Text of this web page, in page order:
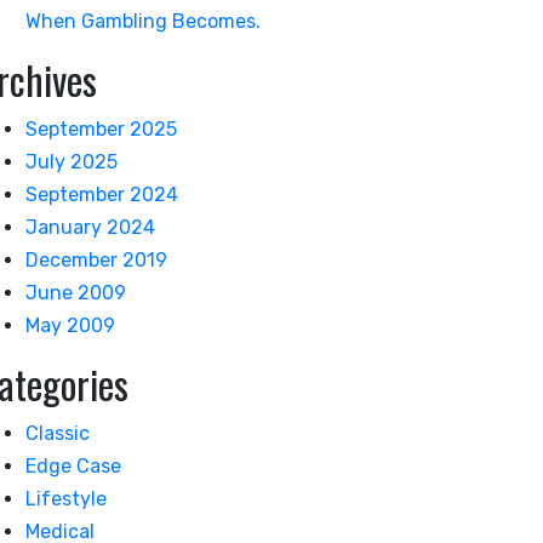
When Gambling Becomes.
September 2025
July 2025
September 2024
January 2024
December 2019
June 2009
May 2009
Classic
Edge Case
Lifestyle
Medical